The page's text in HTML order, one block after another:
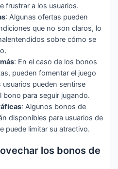
frustrar a los usuarios.
: Algunas ofertas pueden
que no son claros, lo
sobre cómo se
: En el caso de los bonos
pueden fomentar el juego
usuarios pueden sentirse
bono para seguir jugando.
: Algunos bonos de
disponibles para usuarios de
puede limitar su atractivo.
los bonos de